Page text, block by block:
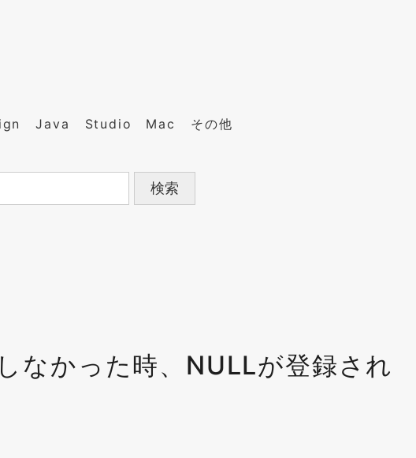
Java Studio Mac その他
なかった時、NULLが登録され